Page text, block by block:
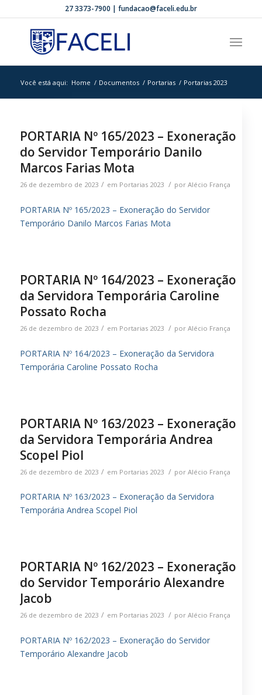
27 3373-7900 | fundacao@faceli.edu.br
Você está aqui: Home / Documentos / Portarias / Portarias 2023
PORTARIA Nº 165/2023 – Exoneração
do Servidor Temporário Danilo
Marcos Farias Mota
26 de dezembro de 2023 / em Portarias 2023 / por Alécio França
PORTARIA Nº 165/2023 – Exoneração do Servidor
Temporário Danilo Marcos Farias Mota
PORTARIA Nº 164/2023 – Exoneração
da Servidora Temporária Caroline
Possato Rocha
26 de dezembro de 2023 / em Portarias 2023 / por Alécio França
PORTARIA Nº 164/2023 – Exoneração da Servidora
Temporária Caroline Possato Rocha
PORTARIA Nº 163/2023 – Exoneração
da Servidora Temporária Andrea
Scopel Piol
26 de dezembro de 2023 / em Portarias 2023 / por Alécio França
PORTARIA Nº 163/2023 – Exoneração da Servidora
Temporária Andrea Scopel Piol
PORTARIA Nº 162/2023 – Exoneração
do Servidor Temporário Alexandre
Jacob
26 de dezembro de 2023 / em Portarias 2023 / por Alécio França
PORTARIA Nº 162/2023 – Exoneração do Servidor
Temporário Alexandre Jacob